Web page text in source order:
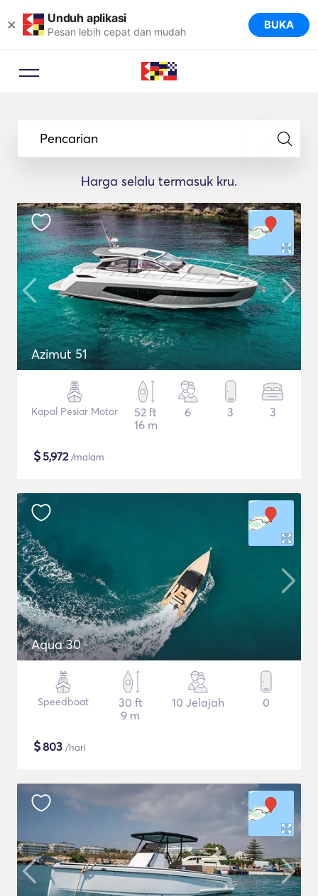
× Unduh aplikasi
Pesan lebih cepat dan mudah BUKA
Pencarian
Harga selalu termasuk kru.
Azimut 51
Kapal Pesiar Motor
52 ft
16 m
6 3 3
$5,972/malam
Aqua 30
Speedboat
30 ft
9 m
10 Jelajah 0
$803 /hari